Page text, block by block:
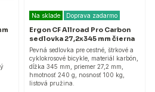
Na sklade Doprava zadarmo
Ergon CF Allroad Pro Carbon
sedlovka 27,2x345 mm čierna
Pevná sedlovka pre cestné, štrkové a
cyklokrosové bicykle, materiál karbón,
dĺžka 345 mm, priemer 27,2 mm,
hmotnosť 240 g, nosnosť 100 kg,
listová pružina.